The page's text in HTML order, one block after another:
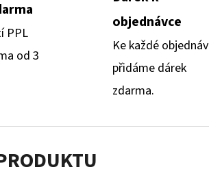
PPL
od 3
objednávce
Ke každé
přidáme dárek
zdarma.